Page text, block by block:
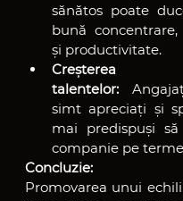
sănătos poate
bună
și productivitate.
Creșterea
talentelor:
simt apreciați și
mai predispuși
companie pe
Concluzie:
Promovarea unui